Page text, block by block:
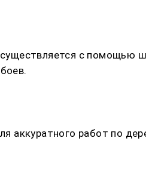
с помощью
работ по